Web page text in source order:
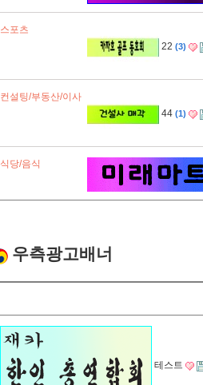
스포츠
22
3
컨설팅/부동산/이사
44 1
식당/음식
우측광고배너
테스트